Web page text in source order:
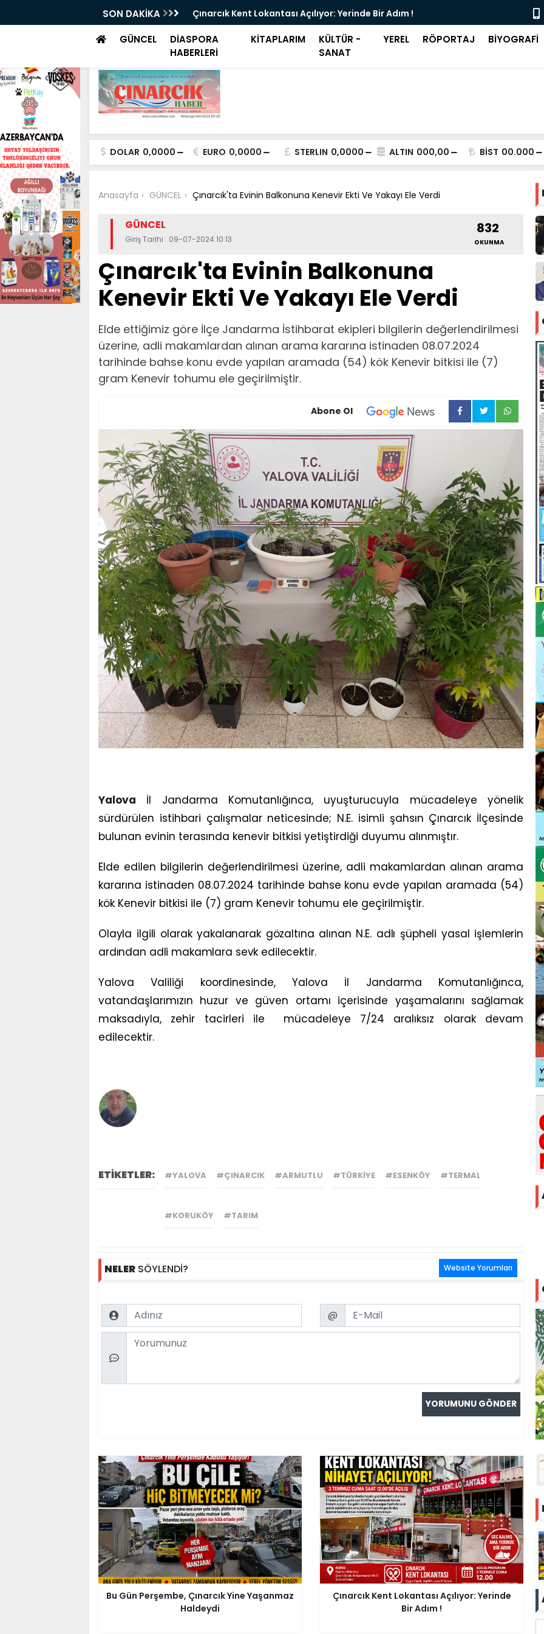
SON DAKİKA
Yine Yaşanmaz Haldeydi Çınarcık Kent Lokantası Açılıyor: Yerinde Bir Adım ! Şeffaf
GÜNCEL
DİASPORA
HABERLERİ
KİTAPLARIM
KÜLTÜR -
SANAT
YEREL RÖPORTAJ BİYOGRAFİ
DOLAR 0,0000 EURO 0,0000 STERLIN 0,0000 ALTIN 000,00 BİST 00.000
Anasayfa GÜNCEL Çınarcık'ta Evinin Balkonuna Kenevir Ekti Ve Yakayı Ele Verdi
GÜNCEL
Giriş Tarihi : 09-07-2024 10:13
832
OKUNMA
Çınarcık'ta Evinin Balkonuna
Kenevir Ekti Ve Yakayı Ele Verdi
Elde ettiğimiz göre İlçe Jandarma İstihbarat ekipleri bilgilerin değerlendirilmesi
üzerine, adli makamlardan alınan arama kararına istinaden 08.07.2024
tarihinde bahse konu evde yapılan aramada (54) kök Kenevir bitkisi ile (7)
gram Kenevir tohumu ele geçirilmiştir.
Abone Ol
Yalova İl Jandarma Komutanlığınca, uyuşturucuyla mücadeleye yönelik
sürdürülen istihbari çalışmalar neticesinde; N.E. isimli şahsın Çınarcık İlçesinde
bulunan evinin terasında kenevir bitkisi yetiştirdiği duyumu alınmıştır.
Elde edilen bilgilerin değerlendirilmesi üzerine, adli makamlardan alınan arama
kararına istinaden 08.07.2024 tarihinde bahse konu evde yapılan aramada (54)
kök Kenevir bitkisi ile (7) gram Kenevir tohumu ele geçirilmiştir.
Olayla ilgili olarak yakalanarak gözaltına alınan N.E. adlı şüpheli yasal işlemlerin
ardından adli makamlara sevk edilecektir.
Yalova Valiliği koordinesinde, Yalova İl Jandarma Komutanlığınca,
vatandaşlarımızın huzur ve güven ortamı içerisinde yaşamalarını sağlamak
maksadıyla, zehir tacirleri ile mücadeleye 7/24 aralıksız olarak devam
edilecektir.
ETİKETLER: #YALOVA #ÇINARCIK #ARMUTLU #TÜRKIYE #ESENKÖY #TERMAL
#KORUKÖY #TARIM
NELER SÖYLENDİ? Website Yorumları
Name Email
@
Comment
Bu Gün Perşembe, Çınarcık Yine Yaşanmaz
Haldeydi
Çınarcık Kent Lokantası Açılıyor: Yerinde
Bir Adım !